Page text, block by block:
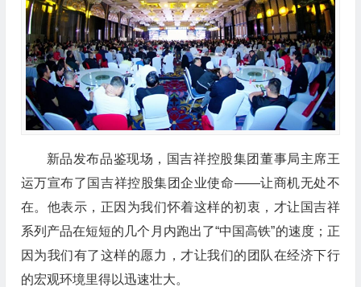
新品发布品鉴现场，国吉祥控股集团董事局主席王
运万宣布了国吉祥控股集团企业使命——让商机无处不
在。他表示，正因为我们怀着这样的初衷，才让国吉祥
系列产品在短短的几个月内跑出了“中国高铁”的速度；正
因为我们有了这样的愿力，才让我们的团队在经济下行
的宏观环境里得以迅速壮大。